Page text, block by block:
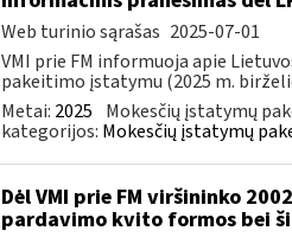
Web turinio sąrašas 2025-07-01
VMI prie FM informuoja apie
pakeitimo įstatymu (2025 m.
Metai: 2025 Mokesčių įstatymų
kategorijos: Mokesčių įstatymų
Dėl VMI prie FM viršininko
pardavimo kvito formos bei